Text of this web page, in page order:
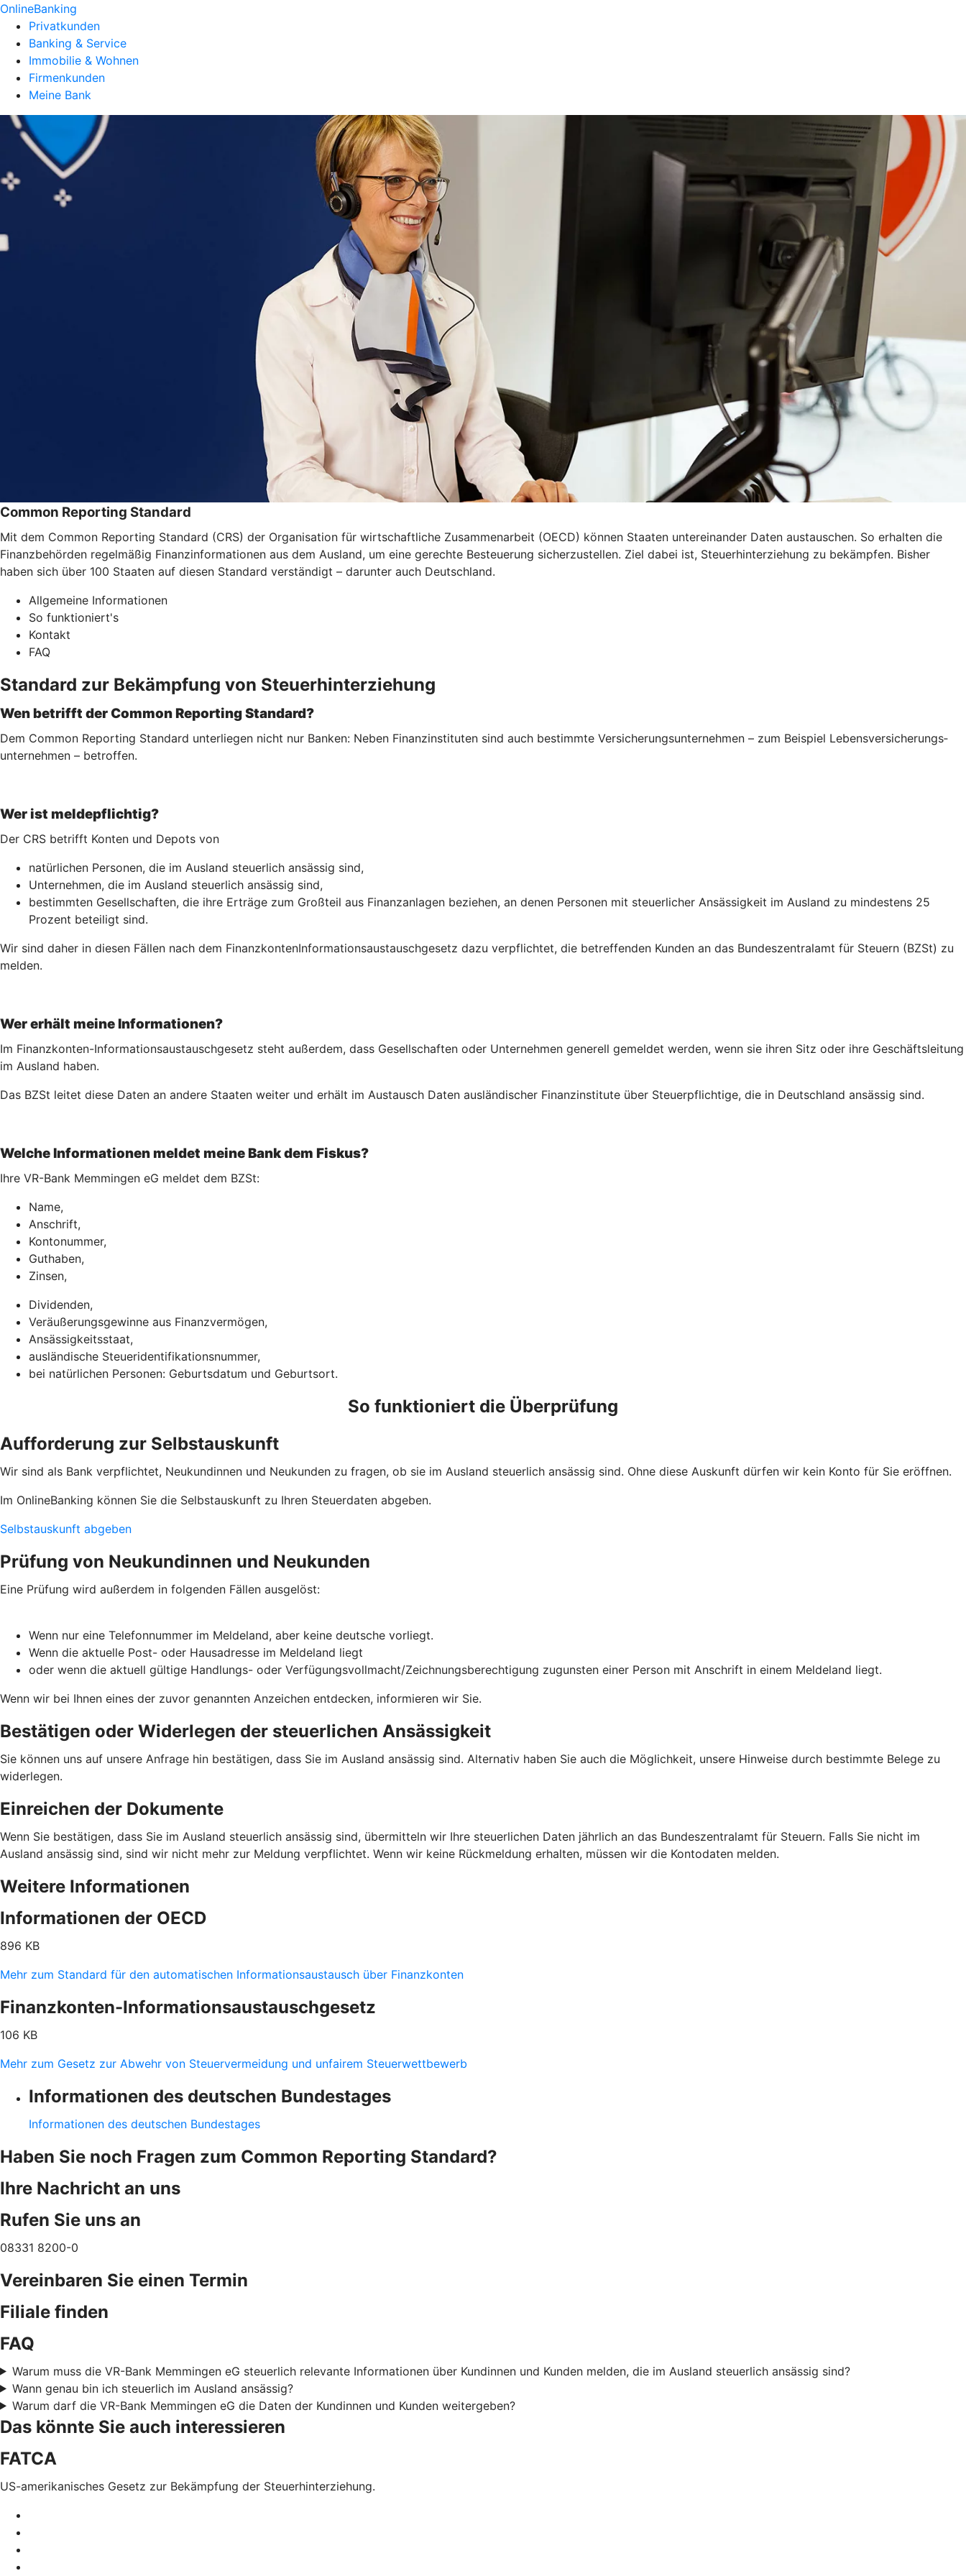
OnlineBanking
Privatkunden
Banking & Service
Immobilie & Wohnen
Firmenkunden
Meine Bank
Common Reporting Standard
Mit dem Common Reporting Standard (CRS) der Organisation für wirtschaftliche Zusammenarbeit (OECD) können Staaten untereinander Daten austauschen. So erhalten die
Finanzbehörden regelmäßig Finanzinformationen aus dem Ausland, um eine gerechte Besteuerung sicherzustellen. Ziel dabei ist, Steuerhinterziehung zu bekämpfen. Bisher
haben sich über 100 Staaten auf diesen Standard verständigt – darunter auch Deutschland.
Allgemeine Informationen
So funktioniert's
Kontakt
FAQ
Standard zur Bekämpfung von Steuerhinterziehung
Wen betrifft der Common Reporting Standard?
Dem Common Reporting Standard unterliegen nicht nur Banken: Neben Finanzinstituten sind auch bestimmte Versicherungsunternehmen – zum Beispiel Lebensversicherungs­
unternehmen – betroffen.
Wer ist meldepflichtig?
Der CRS betrifft Konten und Depots von
natürlichen Personen, die im Ausland steuerlich ansässig sind,
Unternehmen, die im Ausland steuerlich ansässig sind,
bestimmten Gesellschaften, die ihre Erträge zum Großteil aus Finanzanlagen beziehen, an denen Personen mit steuerlicher Ansässigkeit im Ausland zu mindestens 25
Prozent beteiligt sind.
Wir sind daher in diesen Fällen nach dem Finanz­konten­Informations­austausch­gesetz dazu verpflichtet, die betreffenden Kunden an das Bundeszentralamt für Steuern (BZSt) zu
melden.
Wer erhält meine Informationen?
Im Finanzkonten-Informationsaustauschgesetz steht außerdem, dass Gesellschaften oder Unternehmen generell gemeldet werden, wenn sie ihren Sitz oder ihre Geschäftsleitung
im Ausland haben.
Das BZSt leitet diese Daten an andere Staaten weiter und erhält im Austausch Daten ausländischer Finanzinstitute über Steuerpflichtige, die in Deutschland ansässig sind.
Welche Informationen meldet meine Bank dem Fiskus?
Ihre VR-Bank Memmingen eG meldet dem BZSt:
Name,
Anschrift,
Kontonummer,
Guthaben,
Zinsen,
Dividenden,
Veräußerungsgewinne aus Finanzvermögen,
Ansässigkeitsstaat,
ausländische Steueridentifikationsnummer,
bei natürlichen Personen: Geburtsdatum und Geburtsort.
So funktioniert die Überprüfung
Aufforderung zur Selbstauskunft
Wir sind als Bank verpflichtet, Neukundinnen und Neukunden zu fragen, ob sie im Ausland steuerlich ansässig sind. Ohne diese Auskunft dürfen wir kein Konto für Sie eröffnen.
Im OnlineBanking können Sie die Selbstauskunft zu Ihren Steuerdaten abgeben.
Selbstauskunft abgeben
Prüfung von Neukundinnen und Neukunden
Eine Prüfung wird außerdem in folgenden Fällen ausgelöst:
Wenn nur eine Telefonnummer im Meldeland, aber keine deutsche vorliegt.
Wenn die aktuelle Post- oder Hausadresse im Meldeland liegt
oder wenn die aktuell gültige Handlungs- oder Verfügungsvollmacht/Zeichnungsberechtigung zugunsten einer Person mit Anschrift in einem Meldeland liegt.
Wenn wir bei Ihnen eines der zuvor genannten Anzeichen entdecken, informieren wir Sie.
Bestätigen oder Widerlegen der steuerlichen Ansässigkeit
Sie können uns auf unsere Anfrage hin bestätigen, dass Sie im Ausland ansässig sind. Alternativ haben Sie auch die Möglichkeit, unsere Hinweise durch bestimmte Belege zu
widerlegen.
Einreichen der Dokumente
Wenn Sie bestätigen, dass Sie im Ausland steuerlich ansässig sind, übermitteln wir Ihre steuerlichen Daten jährlich an das Bundeszentralamt für Steuern. Falls Sie nicht im
Ausland ansässig sind, sind wir nicht mehr zur Meldung verpflichtet. Wenn wir keine Rückmeldung erhalten, müssen wir die Kontodaten melden.
Weitere Informationen
Informationen der OECD
896 KB
Mehr zum Standard für den automatischen Informationsaustausch über Finanzkonten
Finanzkonten-Informationsaustauschgesetz
106 KB
Mehr zum Gesetz zur Abwehr von Steuervermeidung und unfairem Steuerwettbewerb
Informationen des deutschen Bundestages
Informationen des deutschen Bundestages
Haben Sie noch Fragen zum Common Reporting Standard?
Ihre Nachricht an uns
Rufen Sie uns an
08331 8200-0
Vereinbaren Sie einen Termin
Filiale finden
FAQ
Warum muss die VR-Bank Memmingen eG steuerlich relevante Informationen über Kundinnen und Kunden melden, die im Ausland steuerlich ansässig sind?
Wann genau bin ich steuerlich im Ausland ansässig?
Warum darf die VR-Bank Memmingen eG die Daten der Kundinnen und Kunden weitergeben?
Das könnte Sie auch interessieren
FATCA
US-amerikanisches Gesetz zur Bekämpfung der Steuerhinterziehung.